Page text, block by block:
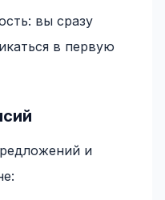
вы сразу
в первую
и